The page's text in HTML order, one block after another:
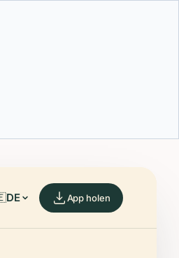
DE App holen